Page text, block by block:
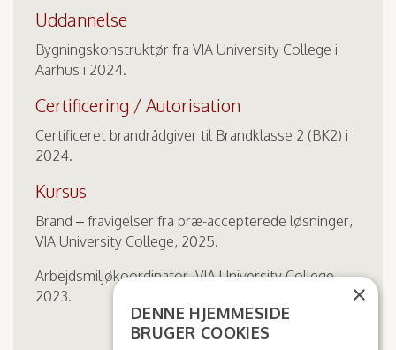
Uddannelse
Bygningskonstruktør fra VIA University College i
Aarhus i 2024.
Certificering / Autorisation
Certificeret brandrådgiver til Brandklasse 2 (BK2) i
2024.
Kursus
Brand – fravigelser fra præ-accepterede løsninger,
VIA University College, 2025.
Arbejdsmiljøkoordinator, VIA University College,
2023.
×
DENNE HJEMMESIDE
BRUGER COOKIES